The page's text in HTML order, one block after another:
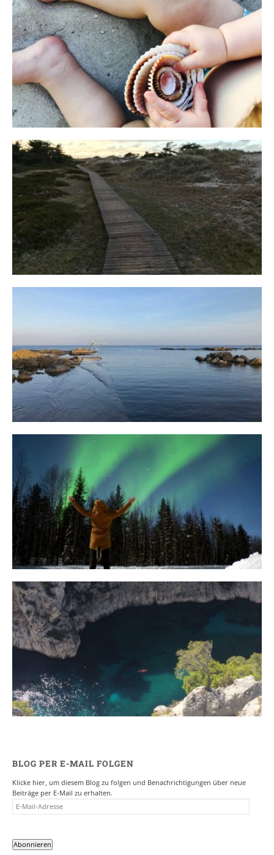
Reisen in der Elternzeit
16. SEPTEMBER 2019
Fischland
12. FEBRUAR 2019
Bornholm
29. OKTOBER 2018
10 Tipps für eine erfolgreiche Jagd
auf Nordlichter
31. JANUAR 2018
Ein Campervan Roadtrip durch die
BLOG PER E-MAIL FOLGEN
Klicke hier, um diesem Blog zu folgen und Benachrichtigungen über neue
Beiträge per E-Mail zu erhalten.
E-
MAIL-
Abonnieren